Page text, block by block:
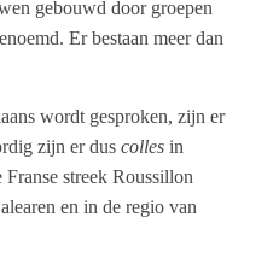
gebouwd door groepen
Er bestaan meer dan
wordt gesproken, zijn er
zijn er dus colles in
streek Roussillon
en in de regio van